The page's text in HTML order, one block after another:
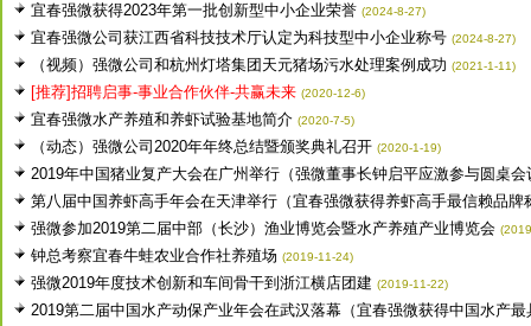
宜春强微获得2023年第一批创新型中小企业荣誉 (2024-8-27)
宜春强微公司获江西省科技技术厅认定为科技型中小企业称号 (2024-8-27)
（视频）强微公司和杭州灯塔集团天元猪场污水处理案例成功 (2021-1-11)
[推荐]招聘启事-事业合作伙伴-共赢未来 (2020-12-6)
宜春强微水产养殖和养虾试验基地简介 (2020-7-5)
（动态）强微公司2020年年终总结暨颁奖典礼召开 (2020-1-19)
2019年中国猪业复产大会在广州举行（强微董事长钟启平应激参与圆桌会
第八届中国养虾高手年会在天津举行（宜春强微获得养虾高手最信赖品牌
强微参加2019第二届中部（长沙）渔业博览会暨水产养殖产业博览会
钟总考察宜春牛蛙农业合作社养殖场 (2019-11-24)
强微2019年度技术创新和车间骨干到浙江横店团建 (2019-11-22)
2019第二届中国水产动保产业年会在武汉落幕（宜春强微获得中国水产最